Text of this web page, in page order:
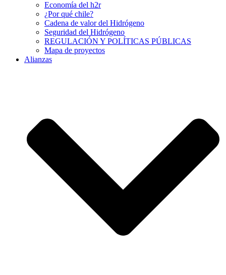
Economía del h2r
¿Por qué chile?
Cadena de valor del Hidrógeno
Seguridad del Hidrógeno
REGULACIÓN Y POLÍTICAS PÚBLICAS
Mapa de proyectos
Alianzas